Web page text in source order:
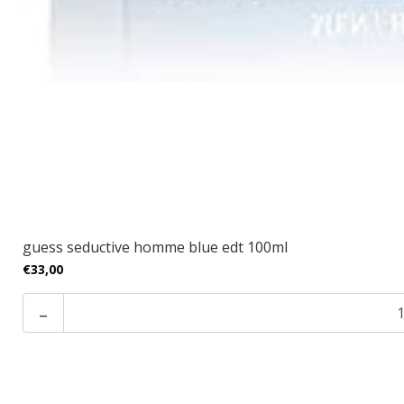
guess seductive homme blue edt 100ml
€33,00
-